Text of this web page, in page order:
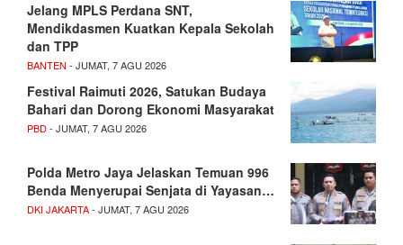
Jelang MPLS Perdana SNT,
Mendikdasmen Kuatkan Kepala Sekolah
dan TPP
BANTEN - JUMAT, 7 AGU 2026
Festival Raimuti 2026, Satukan Budaya
Bahari dan Dorong Ekonomi Masyarakat
PBD- JUMAT, 7 AGU 2026
Polda Metro Jaya Jelaskan Temuan 996
Benda Menyerupai Senjata di Yayasan…
DKI JAKARTA- JUMAT, 7 AGU 2026